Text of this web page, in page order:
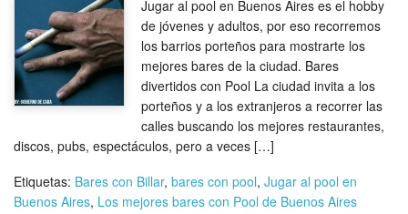
Jugar al pool en Buenos Aires es el hobby
de jóvenes y adultos, por eso recorremos
los barrios porteños para mostrarte los
mejores bares de la ciudad. Bares
divertidos con Pool La ciudad invita a los
porteños y a los extranjeros a recorrer las
calles buscando los mejores restaurantes,
discos, pubs, espectáculos, pero a veces […]
Etiquetas: Bares con Billar, bares con pool, Jugar al pool en
Buenos Aires, Los mejores bares con Pool de Buenos Aires